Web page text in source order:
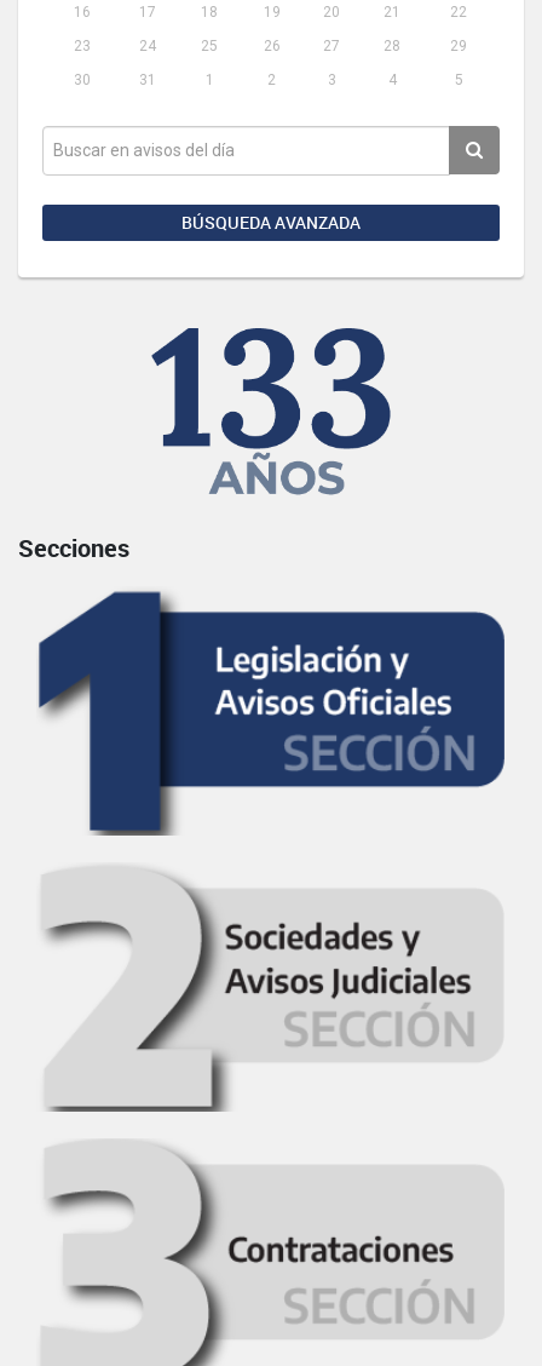
16
17 18 19 20 21
22
23
24 25 26 27 28
29
30
31 1 2 3 4 5
BÚSQUEDA AVANZADA
Secciones